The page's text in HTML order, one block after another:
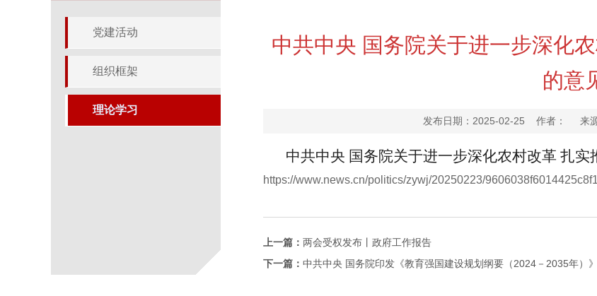
党建活动
组织框架
理论学习
中共中央 国务院关于进一步深化
的意
发布日期：2025-02-25 作者： 来
中共中央 国务院关于进一步深化农村改革 扎
https://www.news.cn/politics/zywj/20250223/
上一篇： 两会受权发布丨政府工作报告
下一篇： 中共中央 国务院印发《教育强国建设规划纲要（2024－2035年）》